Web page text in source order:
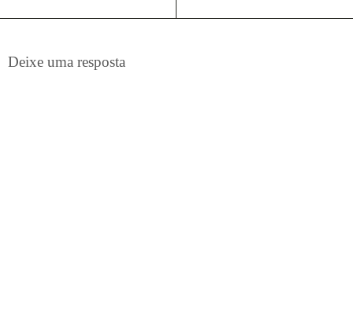
Deixe uma resposta